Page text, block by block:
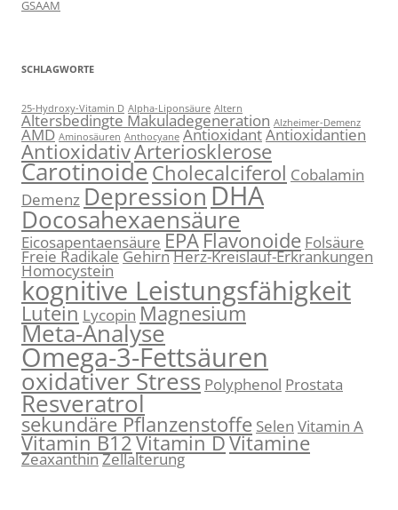
GSAAM
SCHLAGWORTE
25-Hydroxy-Vitamin D Alpha-Liponsäure Altern
Altersbedingte Makuladegeneration Alzheimer-Demenz
AMD Aminosäuren Anthocyane AntioxidantAntioxidantien
AntioxidativArteriosklerose
CarotinoideCholecalciferol Cobalamin
Demenz DepressionDHA
Docosahexaensäure
Eicosapentaensäure EPAFlavonoide Folsäure
Freie RadikaleGehirnHerz-Kreislauf-Erkrankungen
Homocystein
kognitive Leistungsfähigkeit
Lutein Lycopin Magnesium
Meta-Analyse
Omega-3-Fettsäuren
oxidativer Stress Polyphenol Prostata
Resveratrol
sekundäre Pflanzenstoffe Selen Vitamin A
Vitamin B12Vitamin DVitamine
ZeaxanthinZellalterung